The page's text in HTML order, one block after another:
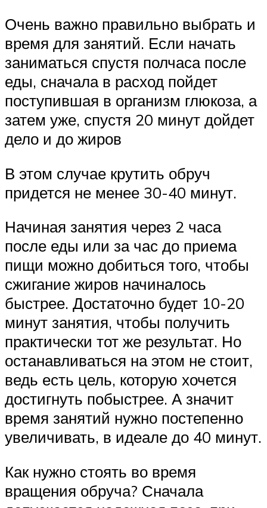
Очень важно правильно выбрать и
время для занятий. Если начать
заниматься спустя полчаса после
еды, сначала в расход пойдет
поступившая в организм глюкоза, а
затем уже, спустя 20 минут дойдет
дело и до жиров
В этом случае крутить обруч
придется не менее 30-40 минут.
Начиная занятия через 2 часа
после еды или за час до приема
пищи можно добиться того, чтобы
сжигание жиров начиналось
быстрее. Достаточно будет 10-20
минут занятия, чтобы получить
практически тот же результат. Но
останавливаться на этом не стоит,
ведь есть цель, которую хочется
достигнуть побыстрее. А значит
время занятий нужно постепенно
увеличивать, в идеале до 40 минут.
Как нужно стоять во время
вращения обруча? Сначала